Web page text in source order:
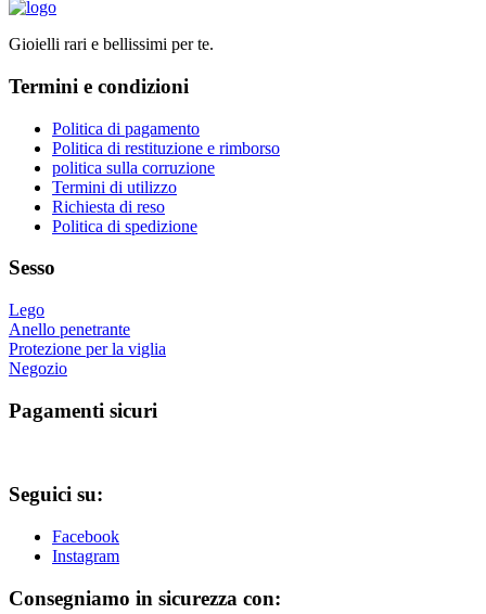
del
varianti.
opzioni
essere
scelte
nella
pagina
del
prodotto
Gioielli rari e bellissimi per te.
Termini e condizioni
Politica di pagamento
Politica di restituzione e rimborso
politica sulla corruzione
Termini di utilizzo
Richiesta di reso
Politica di spedizione
Sesso
Lego
Anello penetrante
Protezione per la viglia
Negozio
Pagamenti sicuri
Seguici su:
Facebook
Instagram
Consegniamo in sicurezza con: